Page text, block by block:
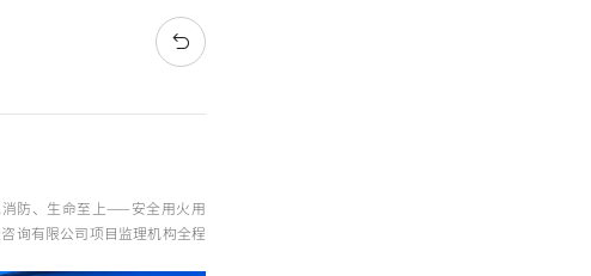
消防、生命至上——安全用火用
询有限公司项目监理机构全程